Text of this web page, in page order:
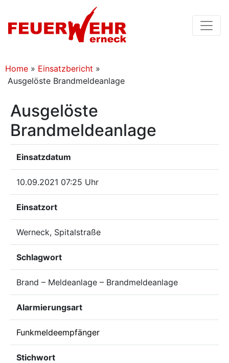
Home » Einsatzbericht »
Ausgelöste Brandmeldeanlage
Ausgelöste
Brandmeldeanlage
Einsatzdatum
10.09.2021 07:25 Uhr
Einsatzort
Werneck, Spitalstraße
Schlagwort
Brand – Meldeanlage – Brandmeldeanlage
Alarmierungsart
Funkmeldeempfänger
Stichwort